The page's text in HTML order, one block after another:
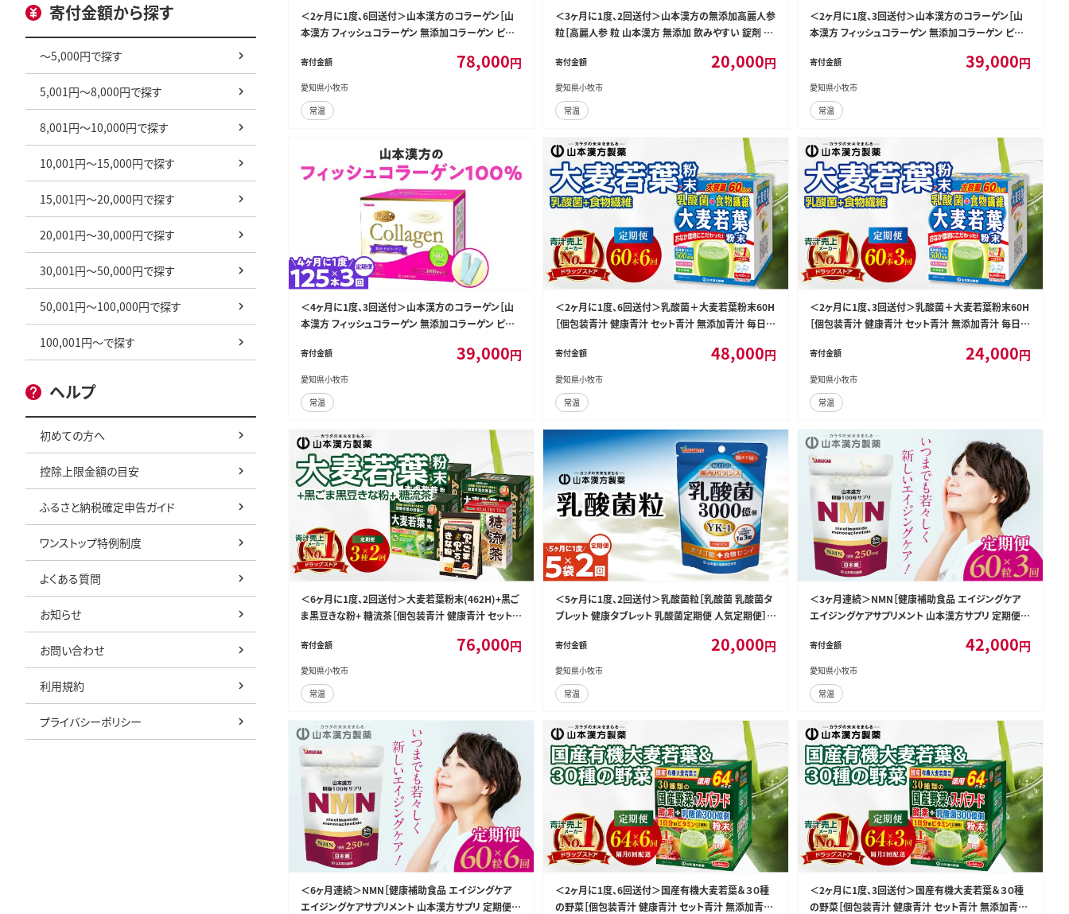
寄付金額から探す
～5,000円で探す
5,001円～8,000円で探す
8,001円～10,000円で探す
10,001円～15,000円で探す
15,001円～20,000円で探す
20,001円～30,000円で探す
30,001円～50,000円で探す
50,001円～100,000円で探す
100,001円～で探す
ヘルプ
初めての方へ
控除上限金額の目安
ふるさと納税確定申告ガイド
ワンストップ特例制度
よくある質問
お知らせ
お問い合わせ
利用規約
プライバシーポリシー
＜2ヶ月に1度、6回送付＞山本漢方のコラーゲン［山
本漢方 フィッシュコラーゲン 無添加コラーゲン ピュ
気定期便 コラーゲン定期便］[027Y21-T]
寄付金額 78,000円
愛知県小牧市
常温
＜3ヶ月に1度、2回送付＞山本漢方の無添加高麗人参
粒［高麗人参 粒 山本漢方 無添加 飲みやすい 錠剤 人
鮮人参 薬用植物 滋養強壮 新陳代謝 健康 美容 サプリ
サプリメント タブレット 定期便 人気定期便］[027Y18
-T]
寄付金額 20,000円
愛知県小牧市
常温
＜2ヶ月に1度、3回送付＞山本漢方のコラーゲン［山
本漢方 フィッシュコラーゲン 無添加コラーゲン ピュ
気定期便 コラーゲン定期便］[027Y20-T]
寄付金額 39,000円
愛知県小牧市
常温
＜4ヶ月に1度、3回送付＞山本漢方のコラーゲン［山
本漢方 フィッシュコラーゲン 無添加コラーゲン ピュ
気定期便 コラーゲン定期便］[027Y22-T]
寄付金額 39,000円
愛知県小牧市
常温
＜2ヶ月に1度、6回送付＞乳酸菌＋大麦若葉粉末60H
［個包装青汁 健康青汁 セット青汁 無添加青汁 毎日青
便 人気定期便 乳酸菌 乳酸菌青汁］[027Y24-T]
寄付金額 48,000円
愛知県小牧市
常温
＜2ヶ月に1度、3回送付＞乳酸菌＋大麦若葉粉末60H
［個包装青汁 健康青汁 セット青汁 無添加青汁 毎日青
便 人気定期便 乳酸菌 乳酸菌青汁］[027Y23-T]
寄付金額 24,000円
愛知県小牧市
常温
＜6ヶ月に1度、2回送付＞大麦若葉粉末(462H)+黒ご
ま黒豆きな粉+ 糖流茶［個包装青汁 健康青汁 セット青
ぶ茶 玄米茶 大麦茶 烏龍茶 白刀豆茶 とうもろこし茶
バナバ葉茶 シジュウムグァバ葉茶 ギネネマシルベス
タ茶 かき葉茶 カンゾウ茶 青汁定期便 人気定期便］[0
27Y26-T]
寄付金額 76,000円
愛知県小牧市
常温
＜5ヶ月に1度、2回送付＞乳酸菌粒［乳酸菌 乳酸菌タ
ブレット 健康タブレット 乳酸菌定期便 人気定期便］[0
寄付金額 20,000円
愛知県小牧市
常温
＜3ヶ月連続＞NMN［健康補助食品 エイジングケア
エイジングケアサプリメント 山本漢方サプリ 定期便サ
寄付金額 42,000円
愛知県小牧市
常温
＜6ヶ月連続＞NMN［健康補助食品 エイジングケア
エイジングケアサプリメント 山本漢方サプリ 定期便サ
＜2ヶ月に1度、6回送付＞国産有機大麦若葉＆３０種
の野菜［個包装青汁 健康青汁 セット青汁 無添加青汁
＜2ヶ月に1度、3回送付＞国産有機大麦若葉＆３０種
の野菜［個包装青汁 健康青汁 セット青汁 無添加青汁